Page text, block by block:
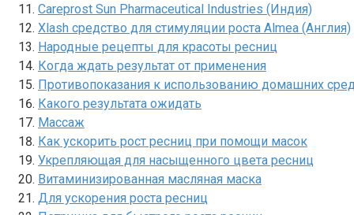
Careprost Sun Pharmaceutical Industries (Индия)
Xlash средство для стимуляции роста Almea (Англия)
Народные рецепты для красоты ресниц
Когда ждать результат от применения
Противопоказания к использованию домашних
Какого результата ожидать
Массаж
Как ускорить рост ресниц при помощи масок
Укрепляющая для насыщенного цвета ресниц
Витаминизированная масляная маска
Для ускорения роста ресниц